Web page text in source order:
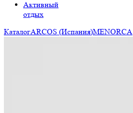
Активный
отдых
КаталогARCOS (Испания)MENORCA